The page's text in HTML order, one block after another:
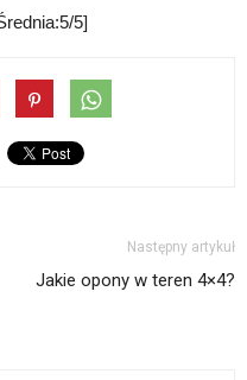
5]
Następny artykuł
Jakie opony w teren 4×4?